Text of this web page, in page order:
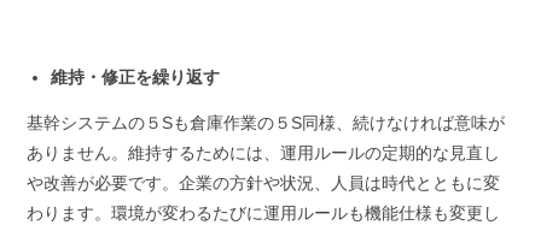
維持・修正を繰り返す
基幹システムの５Sも倉庫作業の５S同様、続けなければ意味が
ありません。維持するためには、運用ルールの定期的な見直し
や改善が必要です。企業の方針や状況、人員は時代とともに変
わります。環境が変わるたびに運用ルールも機能仕様も変更し